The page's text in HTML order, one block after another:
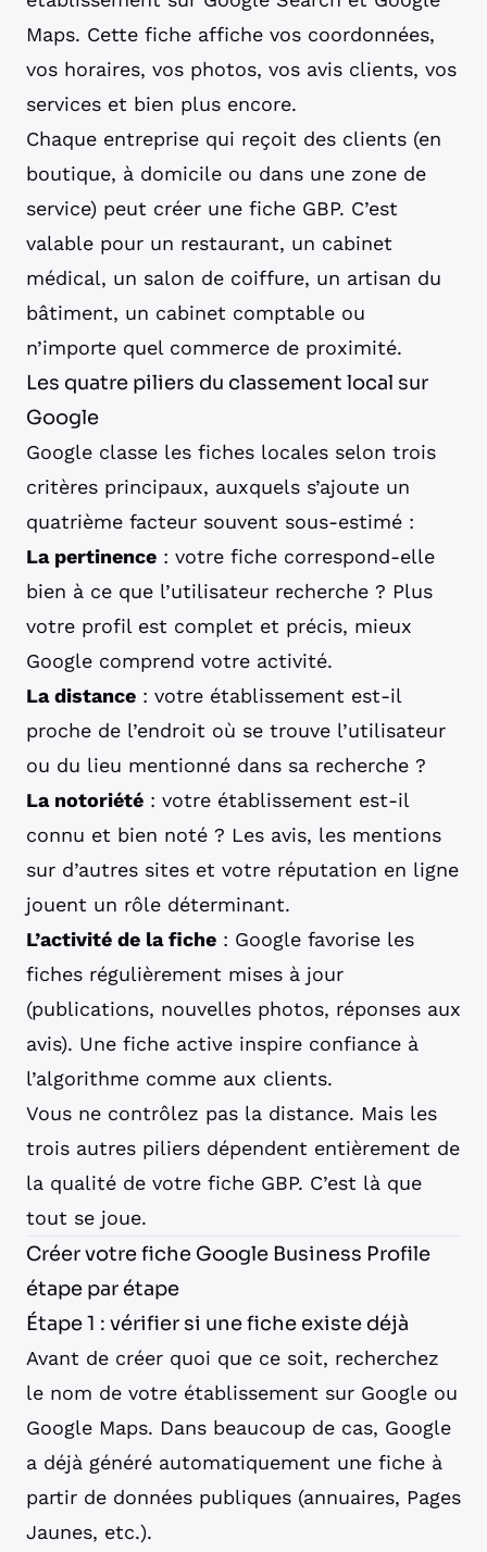
Maps. Cette fiche affiche vos coordonnées,
vos horaires, vos photos, vos avis clients, vos
services et bien plus encore.
Chaque entreprise qui reçoit des clients (en
boutique, à domicile ou dans une zone de
service) peut créer une fiche GBP. C’est
valable pour un restaurant, un cabinet
médical, un salon de coiffure, un artisan du
bâtiment, un cabinet comptable ou
n’importe quel commerce de proximité.
Les quatre piliers du classement local sur
Google
Google classe les fiches locales selon trois
critères principaux, auxquels s’ajoute un
quatrième facteur souvent sous-estimé :
La pertinence : votre fiche correspond-elle
bien à ce que l’utilisateur recherche ? Plus
votre profil est complet et précis, mieux
Google comprend votre activité.
La distance : votre établissement est-il
proche de l’endroit où se trouve l’utilisateur
ou du lieu mentionné dans sa recherche ?
La notoriété : votre établissement est-il
connu et bien noté ? Les avis, les mentions
sur d’autres sites et votre réputation en ligne
jouent un rôle déterminant.
L’activité de la fiche : Google favorise les
fiches régulièrement mises à jour
(publications, nouvelles photos, réponses aux
avis). Une fiche active inspire confiance à
l’algorithme comme aux clients.
Vous ne contrôlez pas la distance. Mais les
trois autres piliers dépendent entièrement de
la qualité de votre fiche GBP. C’est là que
tout se joue.
Créer votre fiche Google Business Profile
étape par étape
Étape 1 : vérifier si une fiche existe déjà
Avant de créer quoi que ce soit, recherchez
le nom de votre établissement sur Google ou
Google Maps. Dans beaucoup de cas, Google
a déjà généré automatiquement une fiche à
partir de données publiques (annuaires, Pages
Jaunes, etc.).